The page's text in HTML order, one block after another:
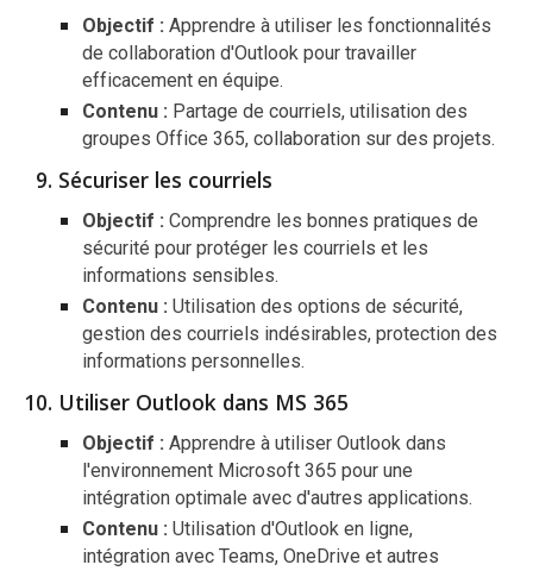
Objectif : Apprendre à utiliser les fonctionnalités
de collaboration d'Outlook pour travailler
efficacement en équipe.
Contenu : Partage de courriels, utilisation des
groupes Office 365, collaboration sur des projets.
Sécuriser les courriels
Objectif : Comprendre les bonnes pratiques de
sécurité pour protéger les courriels et les
informations sensibles.
Contenu : Utilisation des options de sécurité,
gestion des courriels indésirables, protection des
informations personnelles.
Utiliser Outlook dans MS 365
Objectif : Apprendre à utiliser Outlook dans
l'environnement Microsoft 365 pour une
intégration optimale avec d'autres applications.
Contenu : Utilisation d'Outlook en ligne,
intégration avec Teams, OneDrive et autres